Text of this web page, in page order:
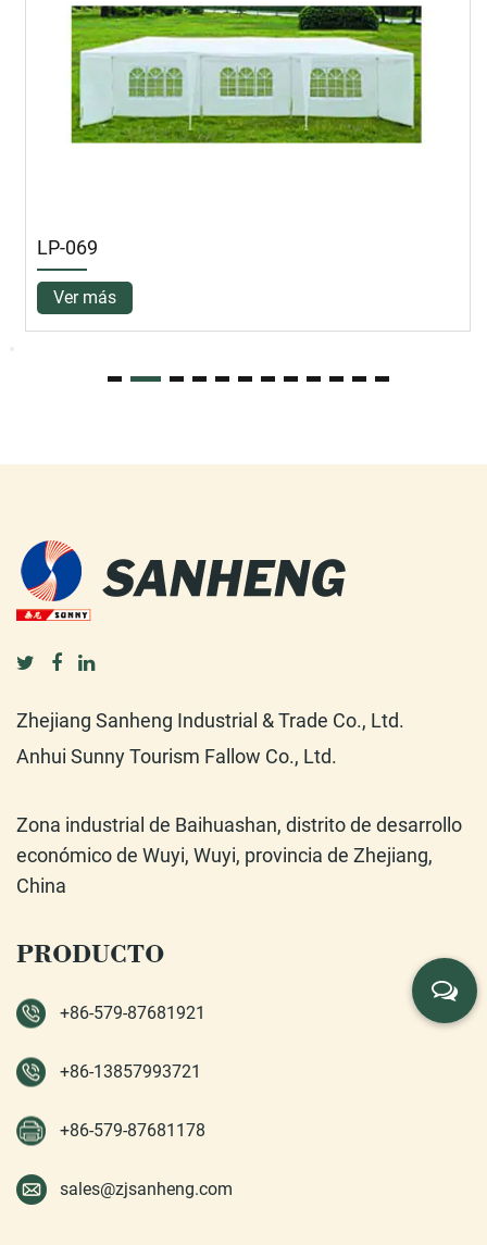
LP-069
Ver más
Zhejiang Sanheng Industrial & Trade Co., Ltd.
Anhui Sunny Tourism Fallow Co., Ltd.
Zona industrial de Baihuashan, distrito de desarrollo
económico de Wuyi, Wuyi, provincia de Zhejiang,
China
PRODUCTO
+86-579-87681921
+86-13857993721
+86-579-87681178
sales@zjsanheng.com